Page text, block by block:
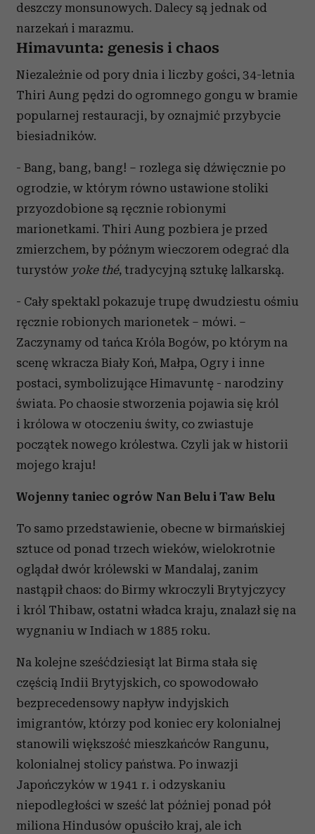
deszczy monsunowych. Dalecy są jednak od
narzekań i marazmu.
Himavunta: genesis i chaos
Niezależnie od pory dnia i liczby gości, 34-letnia
Thiri Aung pędzi do ogromnego gongu w bramie
popularnej restauracji, by oznajmić przybycie
biesiadników.
- Bang, bang, bang! – rozlega się dźwięcznie po
ogrodzie, w którym równo ustawione stoliki
przyozdobione są ręcznie robionymi
marionetkami. Thiri Aung pozbiera je przed
zmierzchem, by późnym wieczorem odegrać dla
turystów yoke thé, tradycyjną sztukę lalkarską.
- Cały spektakl pokazuje trupę dwudziestu ośmiu
ręcznie robionych marionetek – mówi. –
Zaczynamy od tańca Króla Bogów, po którym na
scenę wkracza Biały Koń, Małpa, Ogry i inne
postaci, symbolizujące Himavuntę - narodziny
świata. Po chaosie stworzenia pojawia się król
i królowa w otoczeniu świty, co zwiastuje
początek nowego królestwa. Czyli jak w historii
mojego kraju!
Wojenny taniec ogrów Nan Belu i Taw Belu
To samo przedstawienie, obecne w birmańskiej
sztuce od ponad trzech wieków, wielokrotnie
oglądał dwór królewski w Mandalaj, zanim
nastąpił chaos: do Birmy wkroczyli Brytyjczycy
i król Thibaw, ostatni władca kraju, znalazł się na
wygnaniu w Indiach w 1885 roku.
Na kolejne sześćdziesiąt lat Birma stała się
częścią Indii Brytyjskich, co spowodowało
bezprecedensowy napływ indyjskich
imigrantów, którzy pod koniec ery kolonialnej
stanowili większość mieszkańców Rangunu,
kolonialnej stolicy państwa. Po inwazji
Japończyków w 1941 r. i odzyskaniu
niepodległości w sześć lat później ponad pół
miliona Hindusów opuściło kraj, ale ich